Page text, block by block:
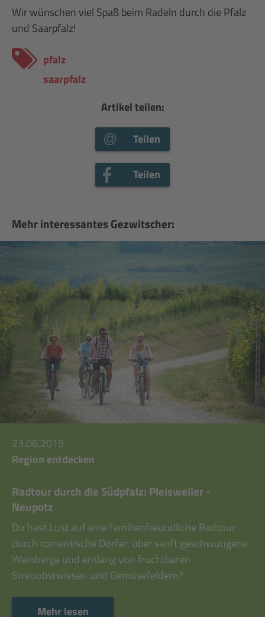
Wir wünschen viel Spaß beim Radeln durch die Pfalz
und Saarpfalz!
pfalz
saarpfalz
Artikel teilen:
Teilen
Teilen
Mehr interessantes Gezwitscher:
23.06.2019
Region entdecken
Radtour durch die Südpfalz: Pleisweiler -
Neupotz
Du hast Lust auf eine familienfreundliche Radtour
durch romantische Dörfer, über sanft geschwungene
Weinberge und entlang von fruchtbaren
Streuobstwiesen und Gemüsefeldern?
Mehr lesen